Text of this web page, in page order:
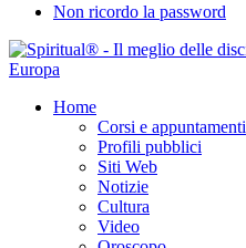
Non ricordo la password
Home
Corsi e appuntamenti
Profili pubblici
Siti Web
Notizie
Cultura
Video